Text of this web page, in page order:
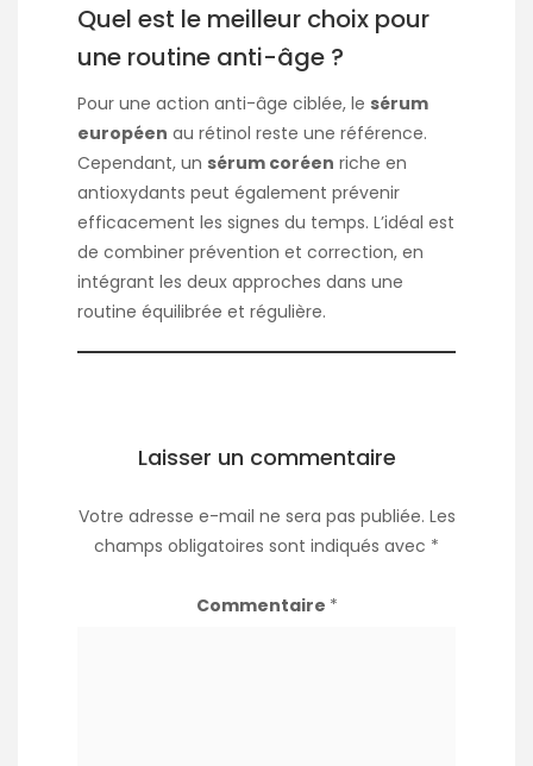
Quel est le meilleur choix pour
une routine anti-âge ?
Pour une action anti-âge ciblée, le sérum
européen au rétinol reste une référence.
Cependant, un sérum coréen riche en
antioxydants peut également prévenir
efficacement les signes du temps. L’idéal est
de combiner prévention et correction, en
intégrant les deux approches dans une
routine équilibrée et régulière.
Laisser un commentaire
Votre adresse e-mail ne sera pas publiée. Les
champs obligatoires sont indiqués avec *
Commentaire *